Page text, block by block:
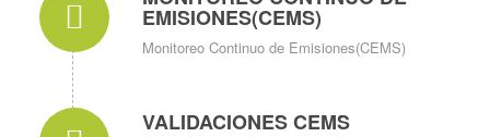
EMISIONES(CEMS)
Monitoreo Continuo de Emisiones(CEMS)
VALIDACIONES CEMS